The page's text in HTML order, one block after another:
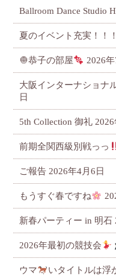
Ballroom Dance Studio
夏のイベント充実！！！
🧅恭子の部屋 2026
大阪インターナショナ
日
5th Collection 御礼 2026
前期全関西級別戦っっ
ご報告 2026年4月6日
もうすぐ春ですね
新春パーティー in 明石
2026年最初の競技会
ウマ
いタイトルは浮